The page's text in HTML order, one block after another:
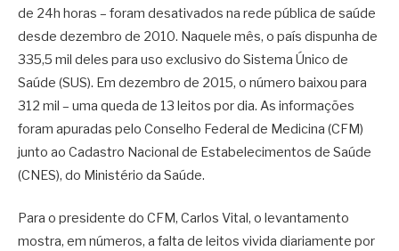
de 24h horas – foram desativados na rede pública de saúde
desde dezembro de 2010. Naquele mês, o país dispunha de
335,5 mil deles para uso exclusivo do Sistema Único de
Saúde (SUS). Em dezembro de 2015, o número baixou para
312 mil – uma queda de 13 leitos por dia. As informações
foram apuradas pelo Conselho Federal de Medicina (CFM)
junto ao Cadastro Nacional de Estabelecimentos de Saúde
(CNES), do Ministério da Saúde.
Para o presidente do CFM, Carlos Vital, o levantamento
mostra, em números, a falta de leitos vivida diariamente por